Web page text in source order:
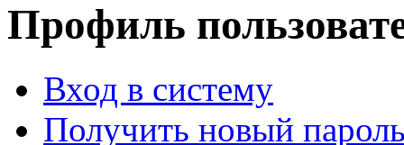
Профиль
Вход в систему
Получить новый